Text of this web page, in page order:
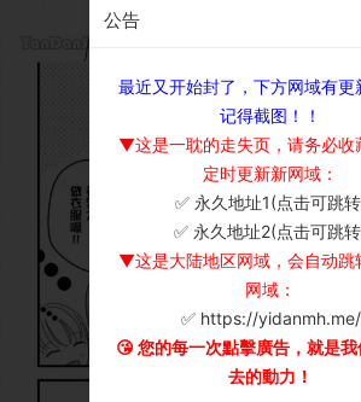
公告
最近又开始封了，下方网域有更
记得截图！！
▼这是一耽的走失页，请务必收
定时更新新网域：
✅ 永久地址1(点击可跳
✅ 永久地址2(点击可跳
▼这是大陆地区网域，会自动跳
网域：
✅ https://yidanmh.me/
😘 您的每一次點擊廣告，就是
去的動力！